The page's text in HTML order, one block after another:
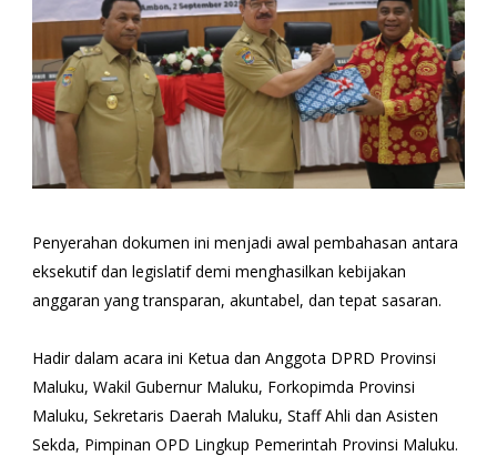
Penyerahan dokumen ini menjadi awal pembahasan antara
eksekutif dan legislatif demi menghasilkan kebijakan
anggaran yang transparan, akuntabel, dan tepat sasaran.
Hadir dalam acara ini Ketua dan Anggota DPRD Provinsi
Maluku, Wakil Gubernur Maluku, Forkopimda Provinsi
Maluku, Sekretaris Daerah Maluku, Staff Ahli dan Asisten
Sekda, Pimpinan OPD Lingkup Pemerintah Provinsi Maluku.